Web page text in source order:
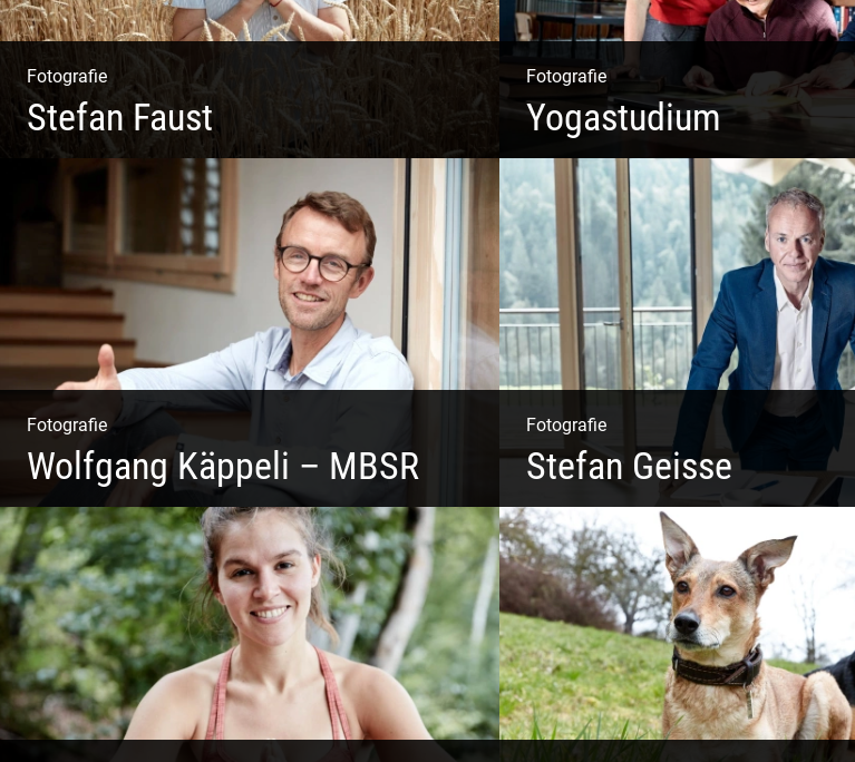
Fotografie
Stefan Faust
Fotografie
Yogastudium
Philosophie | Asana | Yogapraxis
Fotografie
Wolfgang Käppeli – MBSR
Shooting: Achtsamkeitstrainer
Fotografie
Stefan Geisse
Shooting: Trainer und Coach